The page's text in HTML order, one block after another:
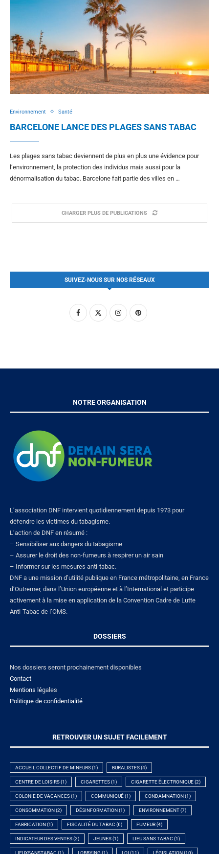
Environnement Santé
BARCELONE LANCE DES PLAGES SANS TABAC
Les plages sans tabac deviennent de plus en plus une évidence pour
l’environnement, la protection des individus mais aussi pour la
dénormalisation du tabac. Barcelone fait partie des villes en …
CHARGER PLUS DE PUBLICATIONS
SUIVEZ-NOUS SUR NOS RÉSEAUX
NOTRE ORGANISATION
L’association DNF intervient quotidiennement depuis 1973 pour
défendre les victimes du tabagisme.
L’action de DNF en résumé :
– Sensibiliser aux dangers du tabagisme
– Assurer le droit des non-fumeurs à respirer un air sain
– Informer sur les mesures anti-tabac.
DNF a une mission d’utilité publique en France métropolitaine, en France
d’Outremer, dans l’Union européenne et à l’International et participe
activement à la mise en application de la Convention Cadre de Lutte
Anti-Tabac de l’OMS.
DOSSIERS
Nos dossiers seront prochainement disponibles
Contact
Mentions légales
Politique de confidentialité
RETROUVER UN SUJET FACILEMENT
ACCUEIL COLLECTIF DE MINEURS(1) BURALISTES(4)
CENTRE DE LOISIRS(1) CIGARETTES(1) CIGARETTE ÉLECTRONIQUE(2)
COLONIE DE VACANCES(1) COMMUNIQUÉ(1) CONDAMNATION (1)
CONSOMMATION (2) DÉSINFORMATION (1) ENVIRONNEMENT(7)
FABRICATION (1) FISCALITÉ DU TABAC (6) FUMEUR(4)
INDICATEUR DES VENTES(2) JEUNES(1) LIEU SANS TABAC (1)